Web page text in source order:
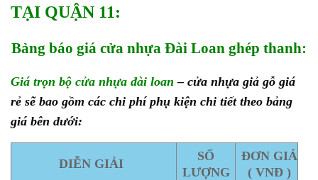
TẠI QUẬN 11:
Bảng báo giá cửa nhựa Đài Loan ghép thanh:
Giá trọn bộ cửa nhựa đài loan – cửa nhựa giả gỗ giá
rẻ sẽ bao gồm các chi phí phụ kiện chi tiết theo bảng
giá bên dưới:
DIỄN GIẢI
SỐ
LƯỢNG
ĐƠN GIÁ
( VNĐ )